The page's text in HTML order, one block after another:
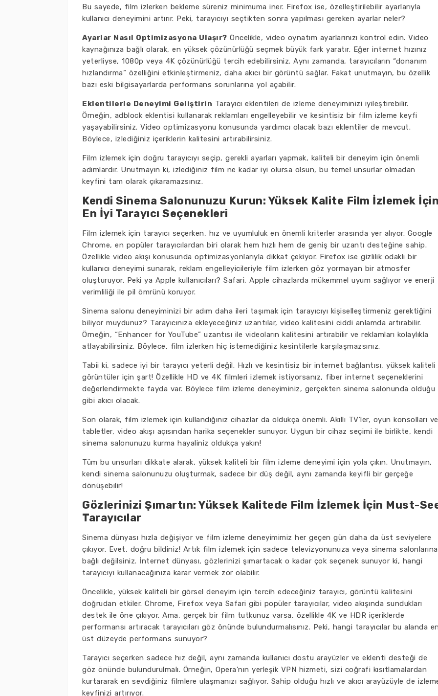
Bu sayede, film izlerken bekleme süreniz minimuma iner. Firefox ise, özelleştirilebilir ayarlarıyla
kullanıcı deneyimini artırır. Peki, tarayıcıyı seçtikten sonra yapılması gereken ayarlar neler?
Ayarlar Nasıl Optimizasyona Ulaşır? Öncelikle, video oynatım ayarlarınızı kontrol edin. Video
kaynağınıza bağlı olarak, en yüksek çözünürlüğü seçmek büyük fark yaratır. Eğer internet hızınız
yeterliyse, 1080p veya 4K çözünürlüğü tercih edebilirsiniz. Aynı zamanda, tarayıcıların “donanım
hızlandırma” özelliğini etkinleştirmeniz, daha akıcı bir görüntü sağlar. Fakat unutmayın, bu özellik
bazı eski bilgisayarlarda performans sorunlarına yol açabilir.
Eklentilerle Deneyimi Geliştirin Tarayıcı eklentileri de izleme deneyiminizi iyileştirebilir.
Örneğin, adblock eklentisi kullanarak reklamları engelleyebilir ve kesintisiz bir film izleme keyfi
yaşayabilirsiniz. Video optimizasyonu konusunda yardımcı olacak bazı eklentiler de mevcut.
Böylece, izlediğiniz içeriklerin kalitesini artırabilirsiniz.
Film izlemek için doğru tarayıcıyı seçip, gerekli ayarları yapmak, kaliteli bir deneyim için önemli
adımlardır. Unutmayın ki, izlediğiniz film ne kadar iyi olursa olsun, bu temel unsurlar olmadan
keyfini tam olarak çıkaramazsınız.
Kendi Sinema Salonunuzu Kurun: Yüksek Kalite Film İzlemek
En İyi Tarayıcı Seçenekleri
Film izlemek için tarayıcı seçerken, hız ve uyumluluk en önemli kriterler arasında yer alıyor. Google
Chrome, en popüler tarayıcılardan biri olarak hem hızlı hem de geniş bir uzantı desteğine sahip.
Özellikle video akışı konusunda optimizasyonlarıyla dikkat çekiyor. Firefox ise gizlilik odaklı bir
kullanıcı deneyimi sunarak, reklam engelleyicileriyle film izlerken göz yormayan bir atmosfer
oluşturuyor. Peki ya Apple kullanıcıları? Safari, Apple cihazlarda mükemmel uyum sağlıyor ve enerji
verimliliği ile pil ömrünü koruyor.
Sinema salonu deneyiminizi bir adım daha ileri taşımak için tarayıcıyı kişiselleştirmeniz gerektiğini
biliyor muydunuz? Tarayıcınıza ekleyeceğiniz uzantılar, video kalitesini ciddi anlamda artırabilir.
Örneğin, “Enhancer for YouTube” uzantısı ile videoların kalitesini artırabilir ve reklamları kolaylıkla
atlayabilirsiniz. Böylece, film izlerken hiç istemediğiniz kesintilerle karşılaşmazsınız.
Tabii ki, sadece iyi bir tarayıcı yeterli değil. Hızlı ve kesintisiz bir internet bağlantısı, yüksek kaliteli
görüntüler için şart! Özellikle HD ve 4K filmleri izlemek istiyorsanız, fiber internet seçeneklerini
değerlendirmekte fayda var. Böylece film izleme deneyiminiz, gerçekten sinema salonunda olduğu
gibi akıcı olacak.
Son olarak, film izlemek için kullandığınız cihazlar da oldukça önemli. Akıllı TV’ler, oyun konsolları ve
tabletler, video akışı açısından harika seçenekler sunuyor. Uygun bir cihaz seçimi ile birlikte, kendi
sinema salonunuzu kurma hayaliniz oldukça yakın!
Tüm bu unsurları dikkate alarak, yüksek kaliteli bir film izleme deneyimi için yola çıkın. Unutmayın,
kendi sinema salonunuzu oluşturmak, sadece bir düş değil, aynı zamanda keyifli bir gerçeğe
dönüşebilir!
Gözlerinizi Şımartın: Yüksek Kalitede Film İzlemek İçin Must-
Tarayıcılar
Sinema dünyası hızla değişiyor ve film izleme deneyimimiz her geçen gün daha da üst seviyelere
çıkıyor. Evet, doğru bildiniz! Artık film izlemek için sadece televizyonunuza veya sinema salonlarına
bağlı değilsiniz. İnternet dünyası, gözlerinizi şımartacak o kadar çok seçenek sunuyor ki, hangi
tarayıcıyı kullanacağınıza karar vermek zor olabilir.
Öncelikle, yüksek kaliteli bir görsel deneyim için tercih edeceğiniz tarayıcı, görüntü kalitesini
doğrudan etkiler. Chrome, Firefox veya Safari gibi popüler tarayıcılar, video akışında sundukları
destek ile öne çıkıyor. Ama, gerçek bir film tutkunuz varsa, özellikle 4K ve HDR içeriklerde
performansı artıracak tarayıcıları göz önünde bulundurmalısınız. Peki, hangi tarayıcılar bu alanda
üst düzeyde performans sunuyor?
Tarayıcı seçerken sadece hız değil, aynı zamanda kullanıcı dostu arayüzler ve eklenti desteği de
göz önünde bulundurulmalı. Örneğin, Opera'nın yerleşik VPN hizmeti, sizi coğrafi kısıtlamalardan
kurtararak en sevdiğiniz filmlere ulaşmanızı sağlıyor. Sahip olduğu hızlı ve akıcı arayüzüyle de
keyfinizi artırıyor.